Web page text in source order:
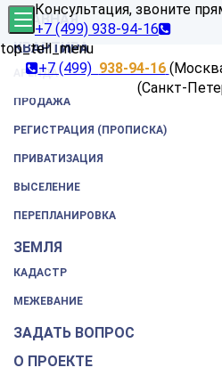
ГЛАВНАЯ
КВАРТИРА
АРЕНДА
ПРОДАЖА
РЕГИСТРАЦИЯ (ПРОПИСКА)
ПРИВАТИЗАЦИЯ
ВЫСЕЛЕНИЕ
ПЕРЕПЛАНИРОВКА
ЗЕМЛЯ
КАДАСТР
МЕЖЕВАНИЕ
ЗАДАТЬ ВОПРОС
О ПРОЕКТЕ
Консультация, звоните
+7 (499) 938-94-16
top_tell_menu
+7 (499) 938-94-16
(Санкт-